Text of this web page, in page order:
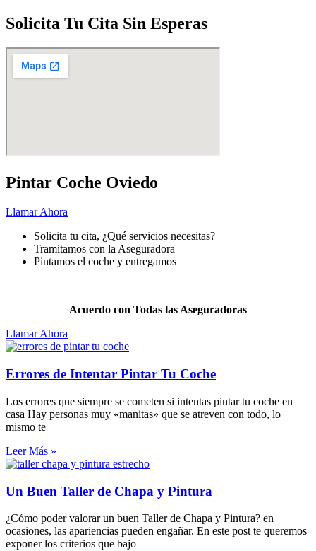
Solicita Tu Cita Sin Esperas
Pintar Coche Oviedo
Llamar Ahora
Solicita tu cita, ¿Qué servicios necesitas?
Tramitamos con la Aseguradora
Pintamos el coche y entregamos
Acuerdo con Todas las Aseguradoras
Llamar Ahora
Errores de Intentar Pintar Tu Coche
Los errores que siempre se cometen si intentas pintar tu coche en
casa Hay personas muy «manitas» que se atreven con todo, lo
mismo te
Leer Más »
Un Buen Taller de Chapa y Pintura
¿Cómo poder valorar un buen Taller de Chapa y Pintura? en
ocasiones, las apariencias pueden engañar. En este post te queremos
exponer los criterios que bajo